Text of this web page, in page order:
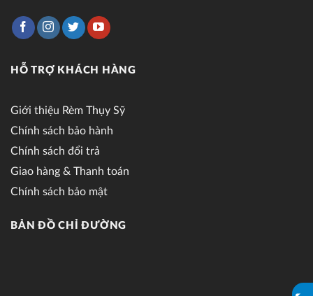
HỖ TRỢ KHÁCH HÀNG
Giới thiệu Rèm Thụy Sỹ
Chính sách bảo hành
Chính sách đổi trả
Giao hàng & Thanh toán
Chính sách bảo mật
BẢN ĐỒ CHỈ ĐƯỜNG